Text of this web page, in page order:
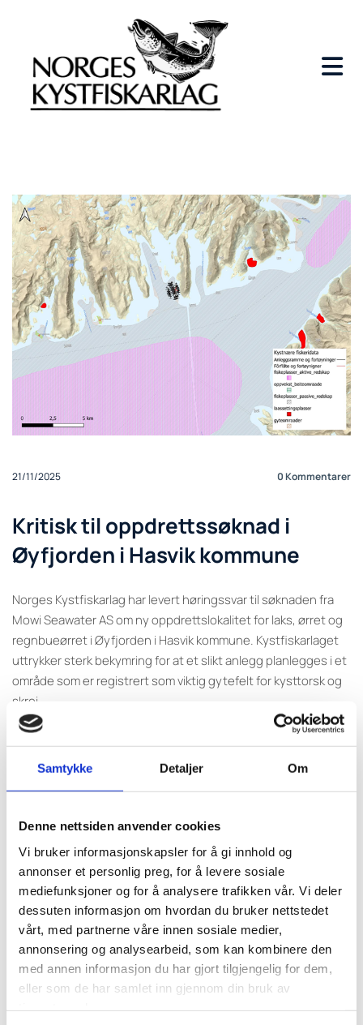
Samtykke Detaljer Om
Denne nettsiden anvender cookies
Vi bruker informasjonskapsler for å gi innhold og
annonser et personlig preg, for å levere sosiale
mediefunksjoner og for å analysere trafikken vår. Vi deler
dessuten informasjon om hvordan du bruker nettstedet
vårt, med partnerne våre innen sosiale medier,
annonsering og analysearbeid, som kan kombinere den
med annen informasjon du har gjort tilgjengelig for dem,
eller som de har samlet inn gjennom din bruk av
21/11/2025 0Kommentarer
Kritisk til oppdrettssøknad i
Øyfjorden i Hasvik kommune
Norges Kystfiskarlag har levert høringssvar til søknaden fra
Mowi Seawater AS om ny oppdrettslokalitet for laks, ørret og
regnbueørret i Øyfjorden i Hasvik kommune. Kystfiskarlaget
uttrykker sterk bekymring for at et slikt anlegg planlegges i et
område som er registrert som viktig gytefelt for kysttorsk og
skrei.
økologisk sårbare områder kan svekke grunnlaget for
bærekraftig forvaltning av ville fiskebestander – og dermed
avhengige av dem. Kystfiskarlaget understreker at føre-var-
prinsippet må gjelde også for oppdrettsnæringen, på samme
måte som det praktiseres i fiskerinæringen. På denne
bakgrunn ber Kystfiskarlaget Hasvik kommune om å avslå
søknaden fra Mowi Seawater AS i sin helhet.
0 Feed